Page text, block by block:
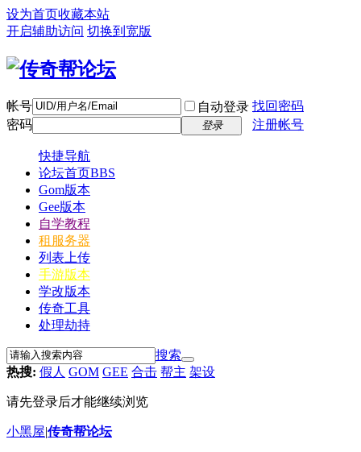
设为首页收藏本站
开启辅助访问 切换到宽版
帐号 自动登录 找回密码
密码
登录 注册帐号
快捷导航
论坛首页BBS
Gom版本
Gee版本
自学教程
租服务器
列表上传
手游版本
学改版本
传奇工具
处理劫持
搜索
热搜: 假人 GOM GEE 合击 帮主 架设
请先登录后才能继续浏览
小黑屋|传奇帮论坛